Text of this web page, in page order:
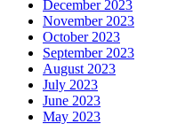
December 2023
November 2023
October 2023
September 2023
August 2023
July 2023
June 2023
May 2023